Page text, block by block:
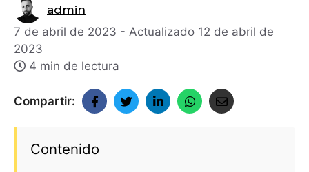
admin
7 de abril de 2023 - Actualizado 12 de abril de
2023
4 min de lectura
Compartir:
Contenido